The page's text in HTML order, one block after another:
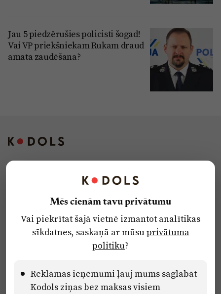
Jau 5 piedzērušies policisti šogad!
Vai VP priekšniekam Rukam draud
amata zaudēšana?
Privātuma politika
Ētikas kodekss
Pārredzamības paziņojumi
Mēs cienām tavu privātumu
Vai piekrītat šajā vietnē izmantot analītikas
sīkdatnes, saskaņā ar mūsuprivātuma
politiku?
Reklāmas ieņēmumi ļauj mums saglabāt
Kodols ziņas bez maksas visiem